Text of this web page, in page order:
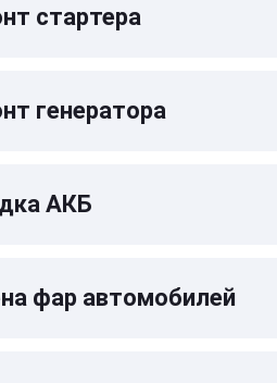
стартера
генератора
АКБ
фар автомобилей